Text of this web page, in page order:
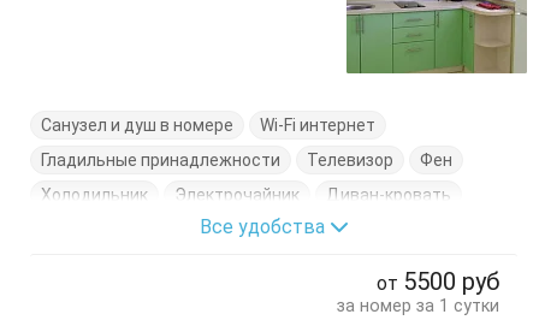
Санузел и душ в номере
Wi-Fi интернет
Гладильные принадлежности
Телевизор
Фен
Холодильник
Электрочайник
Диван-кровать
Кровать двуспальная
Кухонный стол
Все удобства
от 5500 руб
за номер за 1 сутки